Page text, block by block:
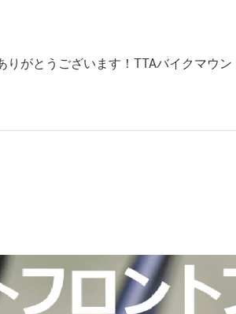
りがとうございます！TTAバイクマウ